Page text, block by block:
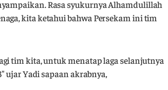
Rasa syukurnya Alhamdulillah
kita ketahui bahwa Persekam ini tim
tim kita, untuk menatap laga selanjutnya
ujar Yadi sapaan akrabnya,